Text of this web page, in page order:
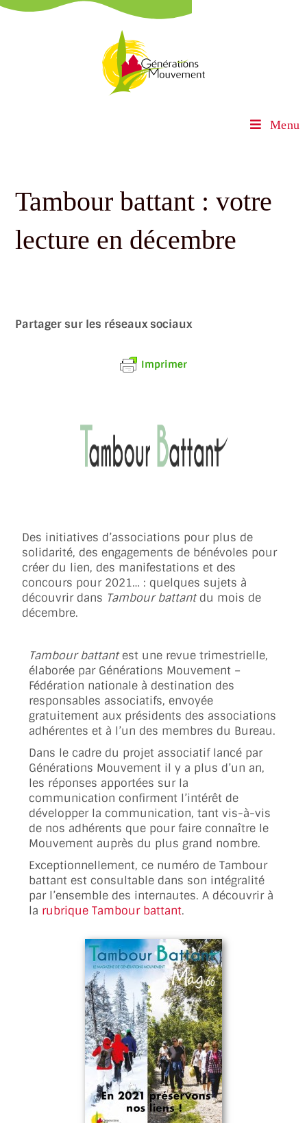
Menu
Tambour battant : votre
lecture en décembre
Partager sur les réseaux sociaux
Imprimer
Des initiatives d’associations pour plus de
solidarité, des engagements de bénévoles pour
créer du lien, des manifestations et des
concours pour 2021… : quelques sujets à
découvrir dans Tambour battantdu mois de
décembre.
Tambour battantest une revue trimestrielle,
élaborée par Générations Mouvement –
Fédération nationale à destination des
responsables associatifs, envoyée
gratuitement aux présidents des associations
adhérentes et à l’un des membres du Bureau.
Dans le cadre du projet associatif lancé par
Générations Mouvement il y a plus d’un an,
les réponses apportées sur la
communication confirment l’intérêt de
développer la communication, tant vis-à-vis
de nos adhérents que pour faire connaître le
Mouvement auprès du plus grand nombre.
Exceptionnellement, ce numéro de Tambour
battant est consultable dans son intégralité
par l’ensemble des internautes. A découvrir à
la rubrique Tambour battant.